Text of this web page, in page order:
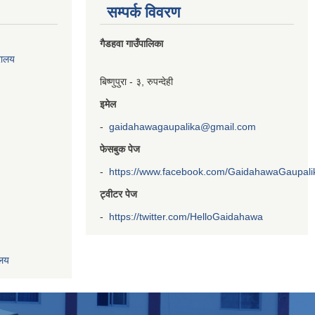
सम्पर्क विवरण
गैडहवा गाउँपालिका
बिष्णुपुरा - ३, रुपन्देही
इमेल
- gaidahawagaupalika@gmail.com
फेसबुक पेज
- https://www.facebook.com/
ट्वीटर पेज
- https://twitter.com/HelloGaidahawa